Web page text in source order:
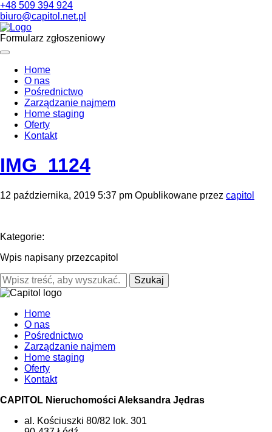
+48 509 394 924
biuro@capitol.net.pl
Formularz zgłoszeniowy
Home
O nas
Pośrednictwo
Zarządzanie najmem
Home staging
Oferty
Kontakt
IMG_1124
12 października, 2019 5:37 pm Opublikowane przez capitol
Kategorie:
Wpis napisany przezcapitol
Szukaj
Home
O nas
Pośrednictwo
Zarządzanie najmem
Home staging
Oferty
Kontakt
CAPITOL Nieruchomości Aleksandra Jędras
al. Kościuszki 80/82 lok. 301